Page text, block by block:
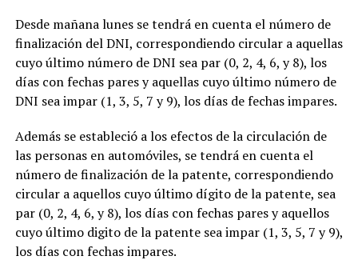
Desde mañana lunes se tendrá en cuenta el número de
finalización del DNI, correspondiendo circular a aquellas
cuyo último número de DNI sea par (0, 2, 4, 6, y 8), los
días con fechas pares y aquellas cuyo último número de
DNI sea impar (1, 3, 5, 7 y 9), los días de fechas impares.
Además se estableció a los efectos de la circulación de
las personas en automóviles, se tendrá en cuenta el
número de finalización de la patente, correspondiendo
circular a aquellos cuyo último dígito de la patente, sea
par (0, 2, 4, 6, y 8), los días con fechas pares y aquellos
cuyo último digito de la patente sea impar (1, 3, 5, 7 y 9),
los días con fechas impares.